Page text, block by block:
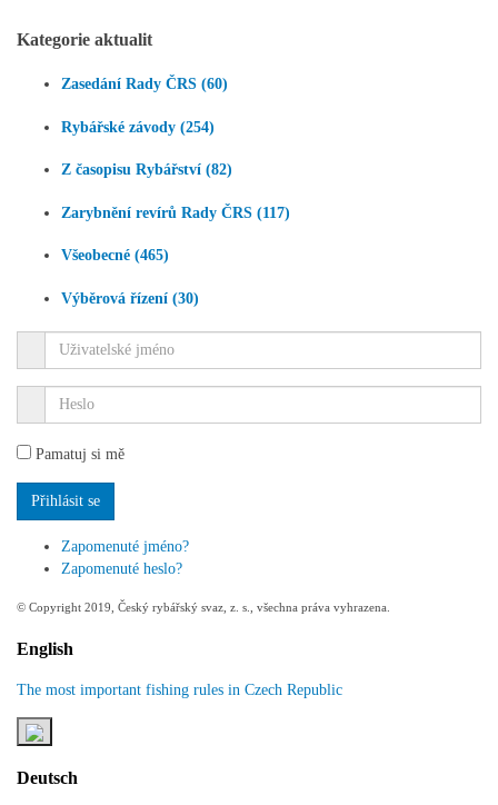
Kategorie aktualit
Zasedání Rady ČRS (60)
Rybářské závody (254)
Z časopisu Rybářství (82)
Zarybnění revírů Rady ČRS (117)
Všeobecné (465)
Výběrová řízení (30)
Pamatuj si mě
Zapomenuté jméno?
Zapomenuté heslo?
© Copyright 2019, Český rybářský svaz, z. s., všechna práva vyhrazena.
English
The most important fishing rules in Czech Republic
Deutsch